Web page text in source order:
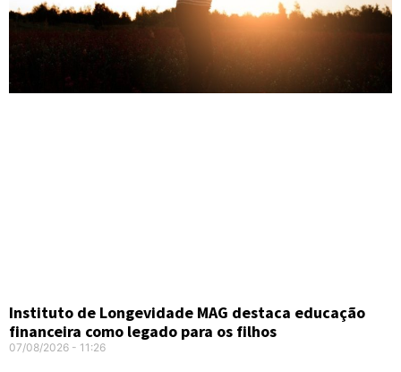
Instituto de Longevidade MAG destaca educação
financeira como legado para os filhos
07/08/2026 11:26